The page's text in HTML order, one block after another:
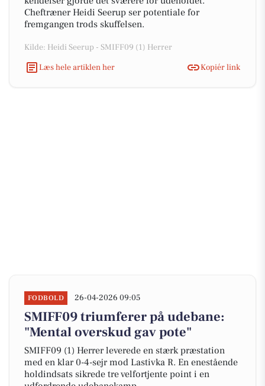
Cheftræner Heidi Seerup ser potentiale for
fremgangen trods skuffelsen.
Kilde: Heidi Seerup - SMIFF09 (1) Herrer
Læs hele artiklen her
Kopiér link
FODBOLD 26-04-2026 09:05
SMIFF09 triumferer på udebane:
"Mental overskud gav pote"
SMIFF09 (1) Herrer leverede en stærk præstation
med en klar 0-4-sejr mod Lastivka R. En enestående
holdindsats sikrede tre velfortjente point i en